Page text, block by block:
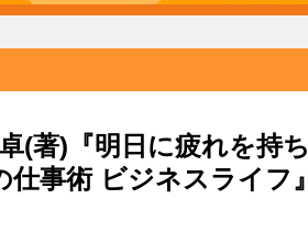
(著)『明日に疲れを持ち
事術 ビジネスライフ』